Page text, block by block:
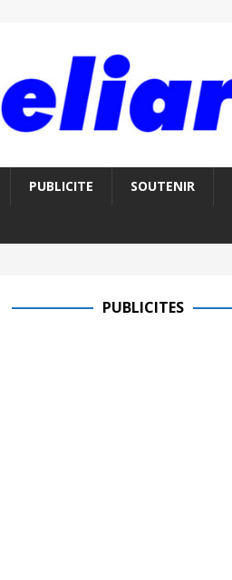
PUBLICITE SOUTENIR
PUBLICITES